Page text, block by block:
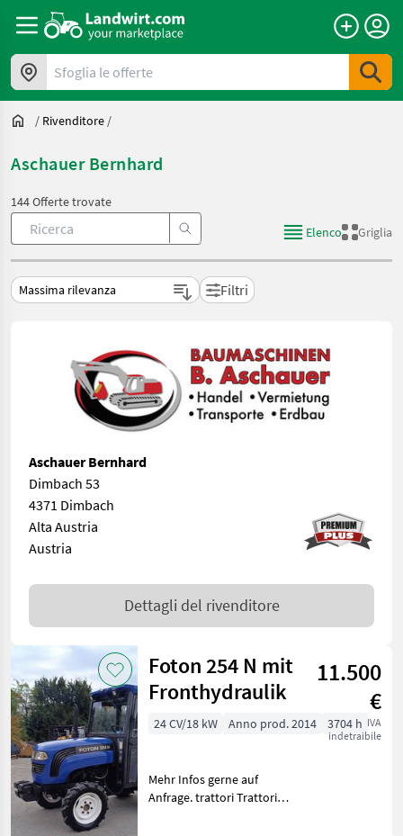
Sfoglia le offerte
/ Rivenditore /
Aschauer Bernhard
144 Offerte trovate
Elenco
Griglia
Filtri
Aschauer Bernhard
Dimbach 53
4371 Dimbach
Alta Austria
Austria
Dettagli del rivenditore
Foton 254 N mit
Fronthydraulik
11.500
€
IVA
indetraibile
24 CV/18 kW Anno prod. 2014 3704 h
Mehr Infos gerne auf
Anfrage. trattori Trattori